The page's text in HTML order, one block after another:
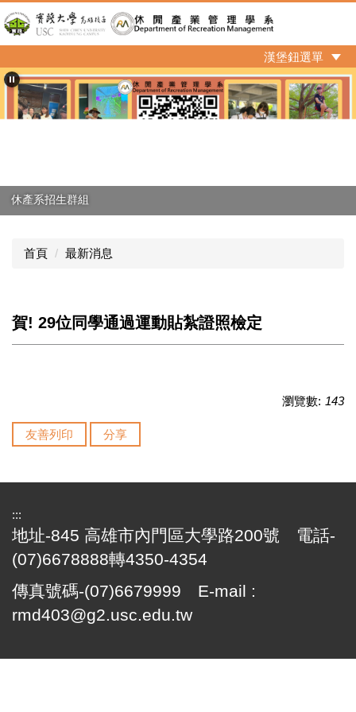
跳
到
主
內
容
區
漢堡鈕選單
休產系招生群組
首頁 最新消息
賀! 29位同學通過運動貼紮證照檢定
瀏覽數: 143
友善列印 分享
:::
地址-845 高雄市內門區大學路200號 電話-
(07)6678888轉4350-4354
傳真號碼-(07)6679999 E-mail :
rmd403@g2.usc.edu.tw